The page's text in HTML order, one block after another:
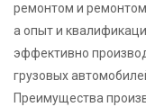
ремонтом и
а опыт и
эффективно
грузовых
Преимущества